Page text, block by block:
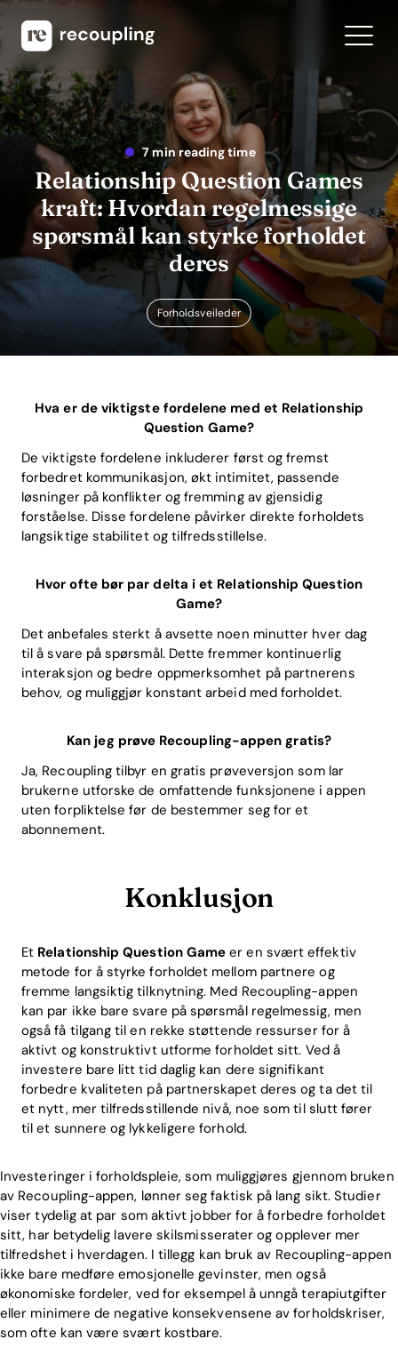
7 min reading time
Relationship Question Games
kraft: Hvordan regelmessige
spørsmål kan styrke forholdet
deres
Forholdsveileder
Hva er de viktigste fordelene med et Relationship
Question Game?
De viktigste fordelene inkluderer først og fremst
forbedret kommunikasjon, økt intimitet, passende
løsninger på konflikter og fremming av gjensidig
forståelse. Disse fordelene påvirker direkte forholdets
langsiktige stabilitet og tilfredsstillelse.
Hvor ofte bør par delta i et Relationship Question
Game?
Det anbefales sterkt å avsette noen minutter hver dag
til å svare på spørsmål. Dette fremmer kontinuerlig
interaksjon og bedre oppmerksomhet på partnerens
behov, og muliggjør konstant arbeid med forholdet.
Kan jeg prøve Recoupling-appen gratis?
Ja, Recoupling tilbyr en gratis prøveversjon som lar
brukerne utforske de omfattende funksjonene i appen
uten forpliktelse før de bestemmer seg for et
abonnement.
Konklusjon
Et Relationship Question Game er en svært effektiv
metode for å styrke forholdet mellom partnere og
fremme langsiktig tilknytning. Med Recoupling-appen
kan par ikke bare svare på spørsmål regelmessig, men
også få tilgang til en rekke støttende ressurser for å
aktivt og konstruktivt utforme forholdet sitt. Ved å
investere bare litt tid daglig kan dere signifikant
forbedre kvaliteten på partnerskapet deres og ta det til
et nytt, mer tilfredsstillende nivå, noe som til slutt fører
til et sunnere og lykkeligere forhold.
Investeringer i forholdspleie, som muliggjøres gjennom bruken
av Recoupling-appen, lønner seg faktisk på lang sikt. Studier
viser tydelig at par som aktivt jobber for å forbedre forholdet
sitt, har betydelig lavere skilsmisserater og opplever mer
tilfredshet i hverdagen. I tillegg kan bruk av Recoupling-appen
ikke bare medføre emosjonelle gevinster, men også
økonomiske fordeler, ved for eksempel å unngå terapiutgifter
eller minimere de negative konsekvensene av forholdskriser,
som ofte kan være svært kostbare.